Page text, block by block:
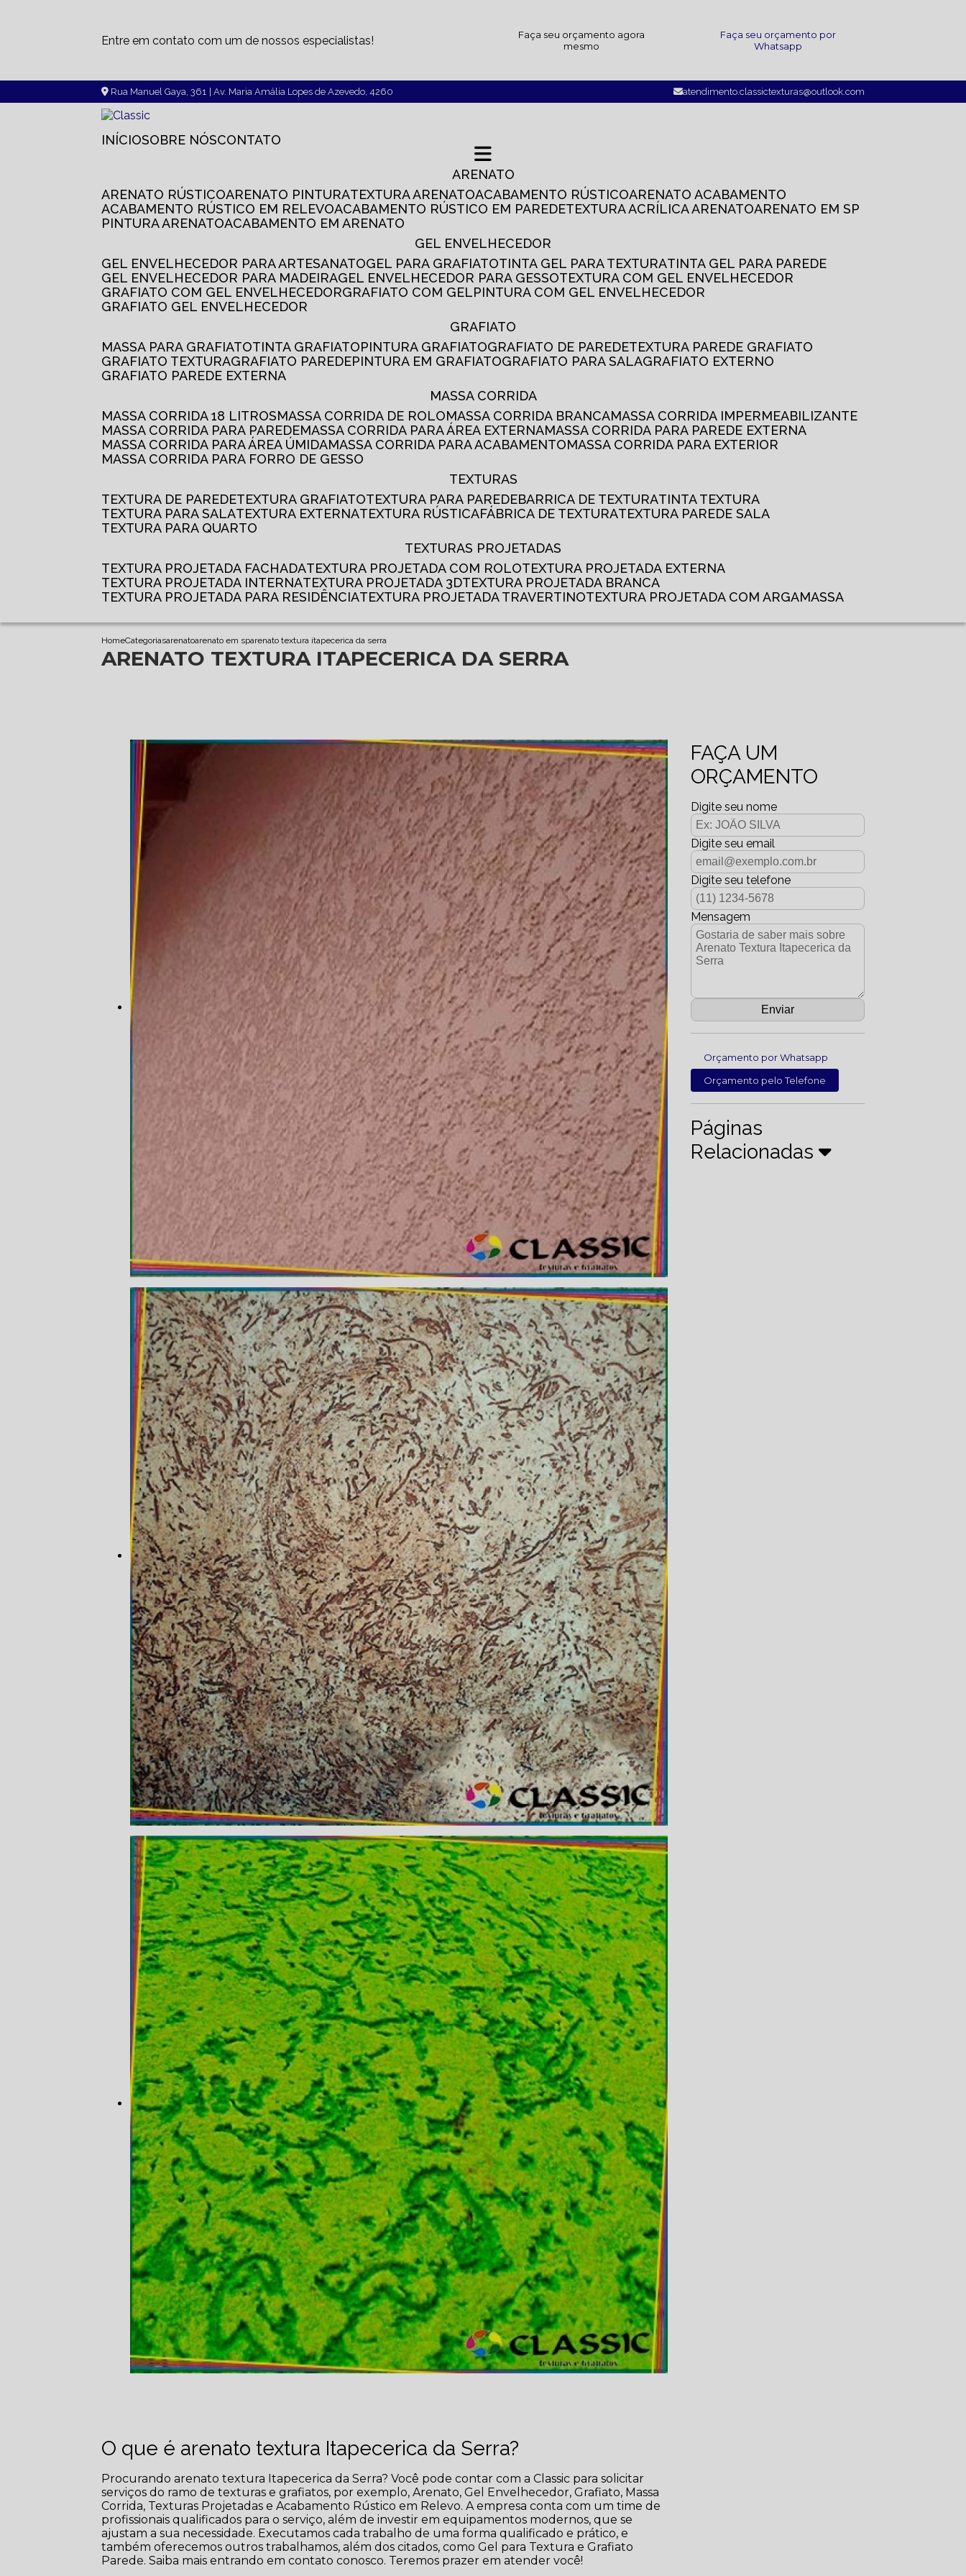
Entre em contato com um de nossos especialistas!
Faça seu orçamento agora
mesmo
Faça seu orçamento por
Whatsapp
Rua Manuel Gaya, 361 | Av. Maria Amália Lopes de Azevedo, 4260 atendimento.classictexturas@outlook.com
INÍCIO SOBRE NÓS CONTATO
ARENATO
ARENATO RÚSTICO
ARENATO PINTURA TEXTURA ARENATO ACABAMENTO RÚSTICO
ARENATO ACABAMENTO
ACABAMENTO RÚSTICO EM RELEVO
ACABAMENTO RÚSTICO EM PAREDE TEXTURA ACRÍLICA ARENATO
ARENATO EM SP
PINTURA ARENATO
ACABAMENTO EM ARENATO
GEL ENVELHECEDOR
GEL ENVELHECEDOR PARA ARTESANATO
GEL PARA GRAFIATO TINTA GEL PARA TEXTURA
TINTA GEL PARA PAREDE
GEL ENVELHECEDOR PARA MADEIRA
GEL ENVELHECEDOR PARA GESSO
TEXTURA COM GEL ENVELHECEDOR
GRAFIATO COM GEL ENVELHECEDOR
GRAFIATO COM GEL
PINTURA COM GEL ENVELHECEDOR
GRAFIATO GEL ENVELHECEDOR
GRAFIATO
MASSA PARA GRAFIATO
TINTA GRAFIATO PINTURA GRAFIATO GRAFIATO DE PAREDE
TEXTURA PAREDE GRAFIATO
GRAFIATO TEXTURA
GRAFIATO PAREDE PINTURA EM GRAFIATO GRAFIATO PARA SALA
GRAFIATO EXTERNO
GRAFIATO PAREDE EXTERNA
MASSA CORRIDA
MASSA CORRIDA 18 LITROS
MASSA CORRIDA DE ROLO MASSA CORRIDA BRANCA
MASSA CORRIDA IMPERMEABILIZANTE
MASSA CORRIDA PARA PAREDE
MASSA CORRIDA PARA ÁREA EXTERNA
MASSA CORRIDA PARA PAREDE EXTERNA
MASSA CORRIDA PARA ÁREA ÚMIDA
MASSA CORRIDA PARA ACABAMENTO
MASSA CORRIDA PARA EXTERIOR
MASSA CORRIDA PARA FORRO DE GESSO
TEXTURAS
TEXTURA DE PAREDE
TEXTURA GRAFIATO TEXTURA PARA PAREDE BARRICA DE TEXTURA
TINTA TEXTURA
TEXTURA PARA SALA
TEXTURA EXTERNA TEXTURA RÚSTICA FÁBRICA DE TEXTURA
TEXTURA PAREDE SALA
TEXTURA PARA QUARTO
TEXTURAS PROJETADAS
TEXTURA PROJETADA FACHADA
TEXTURA PROJETADA COM ROLO
TEXTURA PROJETADA EXTERNA
TEXTURA PROJETADA INTERNA
TEXTURA PROJETADA 3D
TEXTURA PROJETADA BRANCA
TEXTURA PROJETADA PARA RESIDÊNCIA
TEXTURA PROJETADA TRAVERTINO TEXTURA PROJETADA COM ARGAMASSA
HomeCategoriasarenatoarenato em sparenato textura itapecerica da serra
ARENATO TEXTURA ITAPECERICA DA SERRA
O que é arenato textura Itapecerica da Serra?
Procurando arenato textura Itapecerica da Serra? Você pode contar com a Classic para solicitar
serviços do ramo de texturas e grafiatos, por exemplo, Arenato, Gel Envelhecedor, Grafiato, Massa
Corrida, Texturas Projetadas e Acabamento Rústico em Relevo. A empresa conta com um time de
profissionais qualificados para o serviço, além de investir em equipamentos modernos, que se
ajustam a sua necessidade. Executamos cada trabalho de uma forma qualificado e prático, e
também oferecemos outros trabalhamos, além dos citados, como Gel para Textura e Grafiato
Parede. Saiba mais entrando em contato conosco. Teremos prazer em atender você!
FAÇA UM
ORÇAMENTO
Digite seu nome
Digite seu email
Digite seu telefone
Mensagem
Orçamento por Whatsapp
Orçamento pelo Telefone
Páginas
Relacionadas